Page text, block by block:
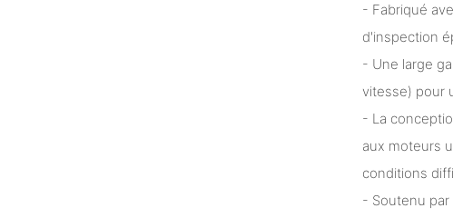
- Fabriqué
d'inspection
- Une large
vitesse) pour
- La
aux moteurs
conditions
- Soutenu